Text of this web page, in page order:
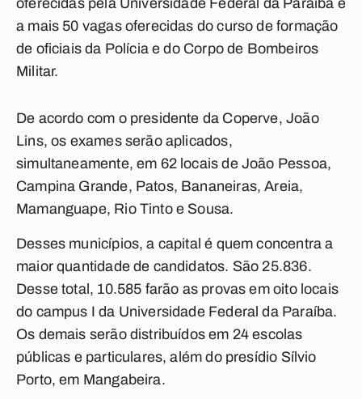
oferecidas pela Universidade Federal da Paraíba e
a mais 50 vagas oferecidas do curso de formação
de oficiais da Polícia e do Corpo de Bombeiros
Militar.
De acordo com o presidente da Coperve, João
Lins, os exames serão aplicados,
simultaneamente, em 62 locais de João Pessoa,
Campina Grande, Patos, Bananeiras, Areia,
Mamanguape, Rio Tinto e Sousa.
Desses municípios, a capital é quem concentra a
maior quantidade de candidatos. São 25.836.
Desse total, 10.585 farão as provas em oito locais
do campus I da Universidade Federal da Paraíba.
Os demais serão distribuídos em 24 escolas
públicas e particulares, além do presídio Sílvio
Porto, em Mangabeira.